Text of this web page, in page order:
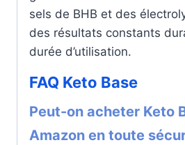
sels de BHB et des
des résultats constants
durée d’utilisation.
FAQ Keto Base
Peut-on acheter Keto
Amazon en toute